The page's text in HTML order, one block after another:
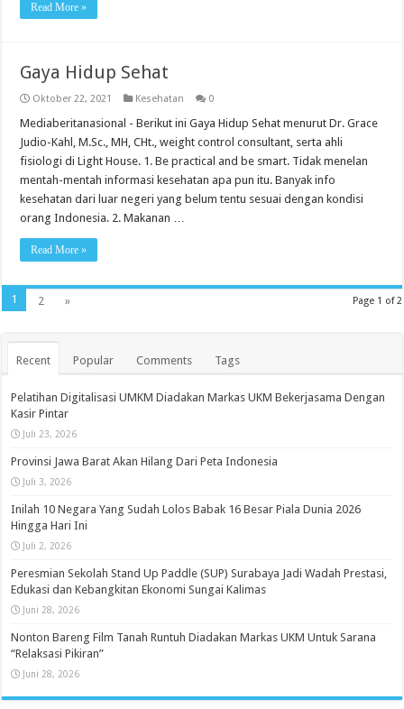
Read More »
Gaya Hidup Sehat
Oktober 22, 2021 Kesehatan 0
Mediaberitanasional - Berikut ini Gaya Hidup Sehat menurut Dr. Grace
Judio-Kahl, M.Sc., MH, CHt., weight control consultant, serta ahli
fisiologi di Light House. 1. Be practical and be smart. Tidak menelan
mentah-mentah informasi kesehatan apa pun itu. Banyak info
kesehatan dari luar negeri yang belum tentu sesuai dengan kondisi
orang Indonesia. 2. Makanan …
Read More »
Page 1 of 2
1 2 »
Recent Popular Comments Tags
Pelatihan Digitalisasi UMKM Diadakan Markas UKM Bekerjasama Dengan
Kasir Pintar
Juli 23, 2026
Provinsi Jawa Barat Akan Hilang Dari Peta Indonesia
Juli 3, 2026
Inilah 10 Negara Yang Sudah Lolos Babak 16 Besar Piala Dunia 2026
Hingga Hari Ini
Juli 2, 2026
Peresmian Sekolah Stand Up Paddle (SUP) Surabaya Jadi Wadah Prestasi,
Edukasi dan Kebangkitan Ekonomi Sungai Kalimas
Juni 28, 2026
Nonton Bareng Film Tanah Runtuh Diadakan Markas UKM Untuk Sarana
“Relaksasi Pikiran”
Juni 28, 2026